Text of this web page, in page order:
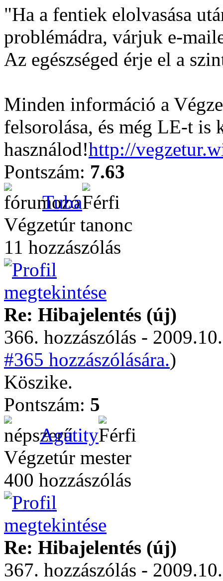
"Ha a fentiek elolvasása
problémádra, várjuk e-
Az egészséged érje el a
Minden információ a
felsorolása, és még LE-t is
használod!http://
Pontszám: 7.63
Tuba
Végzetúr tanonc
11 hozzászólás
Re: Hibajelentés (új)
366. hozzászólás -
#365 hozzászólására.)
Köszike.
Pontszám: 5
Agatity
Végzetúr mester
400 hozzászólás
Re: Hibajelentés (új)
367. hozzászólás -